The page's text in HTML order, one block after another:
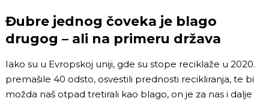
Đubre jednog čoveka je blago
drugog – ali na primeru država
Iako su u Evropskoj uniji, gde su stope reciklaže u 2020.
premašile 40 odsto, osvestili prednosti recikliranja, te bi
možda naš otpad tretirali kao blago, on je za nas i dalje